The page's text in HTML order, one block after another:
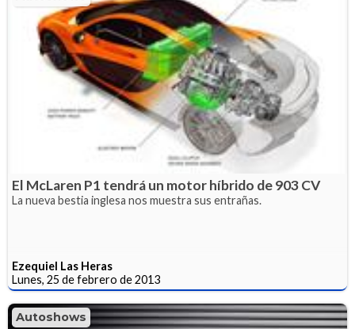
El McLaren P1 tendrá un motor híbrido de 903 CV
La nueva bestia inglesa nos muestra sus entrañas.
Ezequiel Las Heras
Lunes, 25 de febrero de 2013
Autoshows